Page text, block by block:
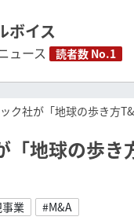
ボイス
ュース 読者数 No.1
ク社が「地球の歩き方
「地球の歩
業 #M&A